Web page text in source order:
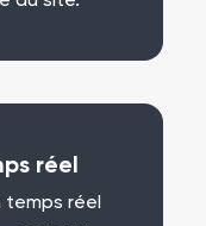
réel
temps réel